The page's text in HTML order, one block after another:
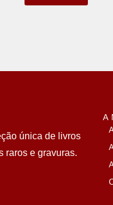
única de livros
raros e gravuras.
A